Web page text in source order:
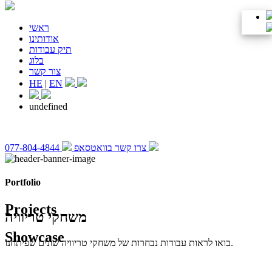
ראשי
אודותינו
תיק עבודות
בלוג
צור קשר
HE | EN
undefined
צרו קשר בוואטסאפ 077-804-4844
Portfolio
Projects
Showcase
משחקי טריוויה
בואו לראות עבודות נבחרות של משחקי טריוויה שונים שפיתחנו.